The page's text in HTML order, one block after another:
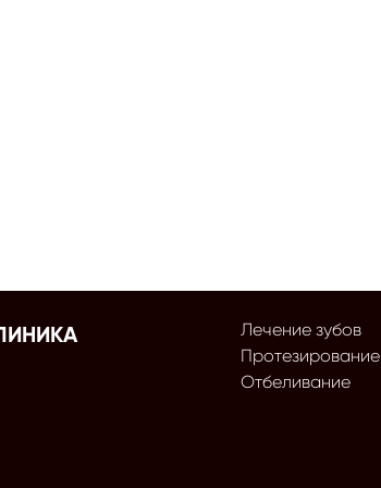
Лечение зубов
Протезирование
Отбеливание